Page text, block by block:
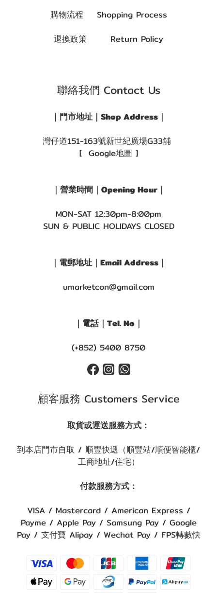
購物流程 Shopping Process
退換政策 Return Policy
聯絡我們 Contact Us
｜門市地址｜Shop Address｜
灣仔道151-163號新世紀廣場G33舖
[ Google地圖 ]
｜營業時間｜Opening Hour｜
MON-SAT 12:30pm-8:00pm
SUN & PUBLIC HOLIDAYS CLOSED
｜電郵地址｜Email Address｜
umarketcon@gmail.com
｜電話｜Tel. No｜
(+852) 5400 8750
顧客服務 Customers Service
取貨或運送服務方式：
到本店門市自取 / 順豐快遞（順豐站/順便智能櫃/
工商地址/住宅）
付款服務方式：
VISA / Mastercard / American Express /
Payme / Apple Pay / Samsung Pay / Google
Pay / 支付寶 Alipay / Wechat Pay / FPS轉數快